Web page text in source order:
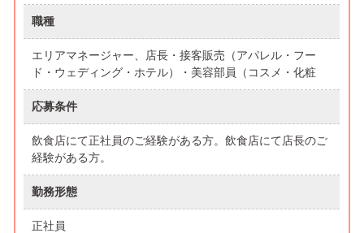
職種
エリアマネージャー、店長・接客販売（アパレル・フー
ド・ウェディング・ホテル）・美容部員（コスメ・化粧
応募条件
飲食店にて正社員のご経験がある方。飲食店にて店長のご
経験がある方。
勤務形態
正社員